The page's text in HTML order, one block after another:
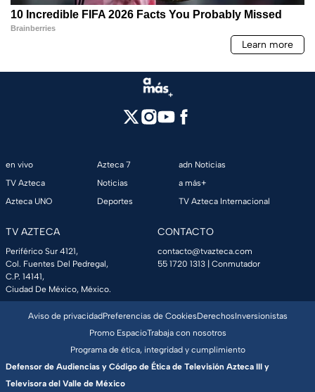
en vivo
TV Azteca
Azteca UNO
Azteca 7
Noticias
Deportes
adn Noticias
a más+
TV Azteca Internacional
TV AZTECA
Periférico Sur 4121,
Col. Fuentes Del Pedregal,
C.P. 14141,
Ciudad De México, México.
CONTACTO
contacto@tvazteca.com
55 1720 1313 | Conmutador
Aviso de privacidadPreferencias de CookiesDerechosInversionistas
Promo EspacioTrabaja con nosotros
Programa de ética, integridad y cumplimiento
Defensor de Audiencias y Código de Ética de Televisión Azteca III y
Televisora del Valle de México